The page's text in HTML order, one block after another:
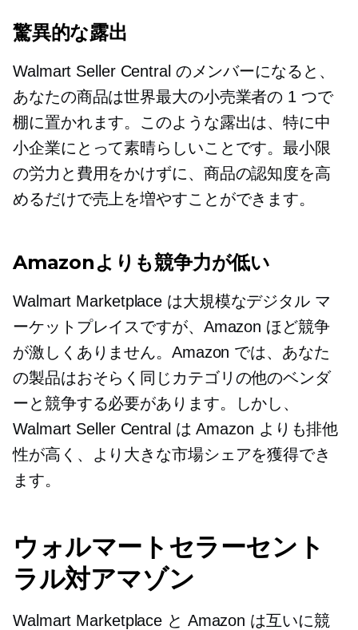
驚異的な露出
Walmart Seller Central のメンバーになると、
あなたの商品は世界最大の小売業者の 1 つで
棚に置かれます。このような露出は、特に中
小企業にとって素晴らしいことです。最小限
の労力と費用をかけずに、商品の認知度を高
めるだけで売上を増やすことができます。
Amazonよりも競争力が低い
Walmart Marketplace は大規模なデジタル マ
ーケットプレイスですが、Amazon ほど競争
が激しくありません。Amazon では、あなた
の製品はおそらく同じカテゴリの他のベンダ
ーと競争する必要があります。しかし、
Walmart Seller Central は Amazon よりも排他
性が高く、より大きな市場シェアを獲得でき
ます。
ウォルマートセラーセント
ラル対アマゾン
Walmart Marketplace と Amazon は互いに競